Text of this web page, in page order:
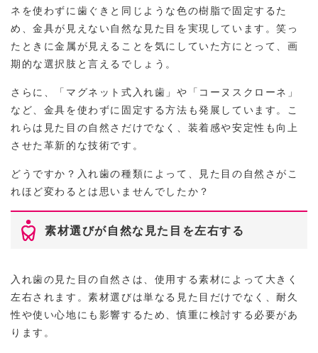
ネを使わずに歯ぐきと同じような色の樹脂で固定するた
め、金具が見えない自然な見た目を実現しています。笑っ
たときに金属が見えることを気にしていた方にとって、画
期的な選択肢と言えるでしょう。
さらに、「マグネット式入れ歯」や「コーヌスクローネ」
など、金具を使わずに固定する方法も発展しています。こ
れらは見た目の自然さだけでなく、装着感や安定性も向上
させた革新的な技術です。
どうですか？入れ歯の種類によって、見た目の自然さがこ
れほど変わるとは思いませんでしたか？
素材選びが自然な見た目を左右する
入れ歯の見た目の自然さは、使用する素材によって大きく
左右されます。素材選びは単なる見た目だけでなく、耐久
性や使い心地にも影響するため、慎重に検討する必要があ
ります。